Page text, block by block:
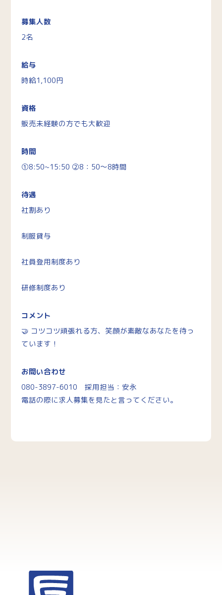
募集人数
2名
給与
時給1,100円
資格
販売未経験の方でも大歓迎
時間
①8:50~15:50 ②8：50～8時間
待遇
社割あり
制服貸与
社員登用制度あり
研修制度あり
コメント
🤝 コツコツ頑張れる方、笑顔が素敵なあなたを待っ
ています！
お問い合わせ
080-3897-6010 採用担当：安永
電話の際に求人募集を見たと言ってください。